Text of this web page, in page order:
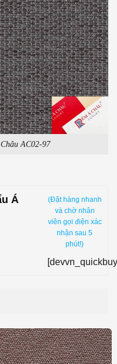
AC02-97
Á
(Đặt hàng nhanh
và chờ nhân
viên gọi điện xác
nhận sau 5
phút!)